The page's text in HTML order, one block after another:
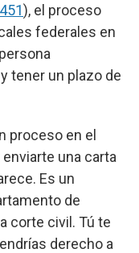
), el proceso
federales en
tener un plazo de
proceso en el
una carta
Es un
de
corte civil. Tú te
derecho a